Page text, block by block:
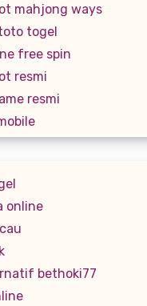
mahjong ways
togel
free spin
resmi
resmi
online
bethoki77